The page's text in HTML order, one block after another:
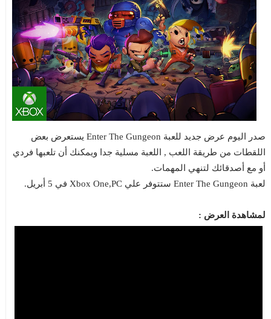
صدر اليوم عرض جديد للعبة Enter The Gungeon يستعرض بعض
اللقطات من طريقة اللعب , اللعبة مسلية جدا ويمكنك أن تلعبها فردي
أو مع أصدقائك لتنهي المهمات.
لعبة Enter The Gungeon ستتوفر علي Xbox One,PC في 5 أبريل.
لمشاهدة العرض :